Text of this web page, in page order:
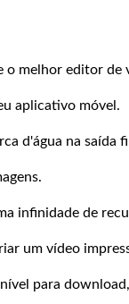
o melhor editor de
aplicativo móvel.
d'água na saída
infinidade de
um vídeo
para